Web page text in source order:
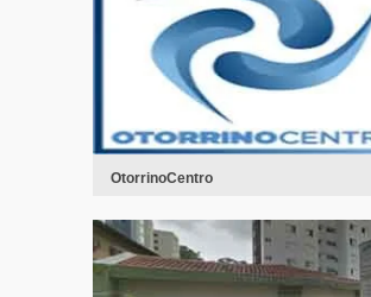
OtorrinoCentro